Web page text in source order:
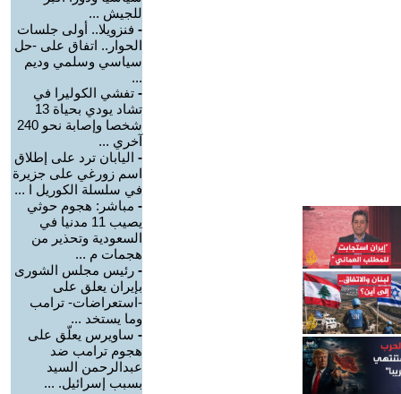
للجيش ...
- فنزويلا.. أولى جلسات
الحوار.. اتفاق على -حل
سياسي وسلمي وديم
...
- تفشي الكوليرا في
تشاد يودي بحياة 13
شخصا وإصابة نحو 240
آخري ...
- اليابان ترد على إطلاق
اسم زورغي على جزيرة
في سلسلة الكوريل ا ...
- مباشر: هجوم حوثي
يصيب 11 مدنيا في
السعودية وتحذير من
هجمات م ...
- رئيس مجلس الشورى
بإيران يعلق على
-استعراضات- ترامب
وما يستخد ...
- ساويرس يعلّق على
هجوم ترامب ضد
عبدالرحمن السيد
بسبب إسرائيل. ...